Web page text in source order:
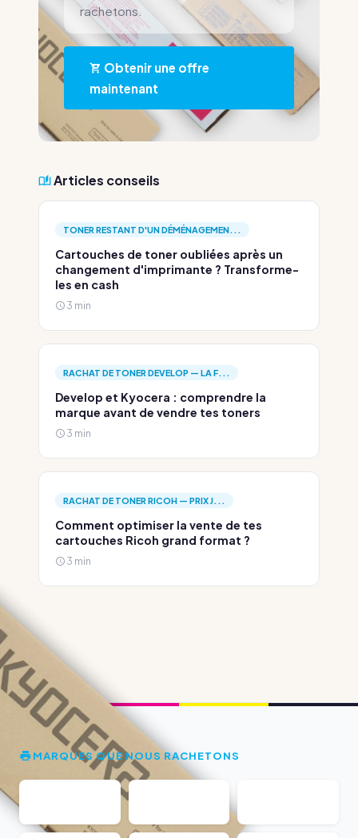
rachetons.
Obtenir une offre
maintenant
Articles conseils
TONER RESTANT D'UN DÉMÉNAGEMEN...
Cartouches de toner oubliées après un
changement d'imprimante ? Transforme-
les en cash
3 min
RACHAT DE TONER DEVELOP — LA F...
Develop et Kyocera : comprendre la
marque avant de vendre tes toners
3 min
RACHAT DE TONER RICOH — PRIX J...
Comment optimiser la vente de tes
cartouches Ricoh grand format ?
3 min
MARQUES QUE NOUS RACHETONS